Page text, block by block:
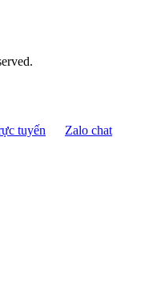
tuyến Zalo chat